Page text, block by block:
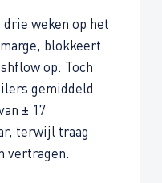
weken op het
blokkeert
op. Toch
gemiddeld
± 17
terwijl traag
vertragen.